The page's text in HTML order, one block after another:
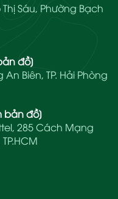
Sáu, Phường Bạch
đồ]
Biên, TP. Hải Phòng
bản đồ]
285 Cách Mạng